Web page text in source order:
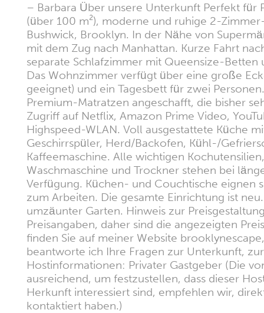
– Barbara Über unsere Unterkunft Perfekt für
(über 100 m²), moderne und ruhige 2-
Bushwick, Brooklyn. In der Nähe von
mit dem Zug nach Manhattan. Kurze Fahrt
separate Schlafzimmer mit Queensize-Betten
Das Wohnzimmer verfügt über eine große
geeignet) und ein Tagesbett für zwei
Premium-Matratzen angeschafft, die bisher
Zugriff auf Netflix, Amazon Prime Video,
Highspeed-WLAN. Voll ausgestattete Küche
Geschirrspüler, Herd/Backofen, Kühl-/
Kaffeemaschine. Alle wichtigen
Waschmaschine und Trockner stehen bei
Verfügung. Küchen- und Couchtische eignen
zum Arbeiten. Die gesamte Einrichtung ist
umzäunter Garten. Hinweis zur
Preisangaben, daher sind die angezeigten
finden Sie auf meiner Website
beantworte ich Ihre Fragen zur Unterkunft,
Hostinformationen: Privater Gastgeber (Die
ausreichend, um festzustellen, dass dieser
Herkunft interessiert sind, empfehlen wir,
kontaktiert haben.)